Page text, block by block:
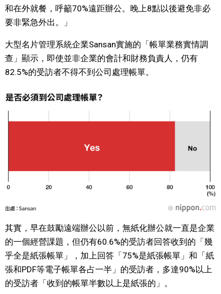
科學技術
生活
運動
娛樂
教育
醫療健康
語言
東京
和在外就餐，呼籲70%遠距辦公。晚上8點以後避免非必
要非緊急外出。」
大型名片管理系統企業Sansan實施的「帳單業務實情調
查」顯示，即使並非企業的會計和財務負責人，仍有
82.5%的受訪者不得不到公司處理帳單。
其實，早在鼓勵遠端辦公以前，無紙化辦公就一直是企業
的一個經營課題，但仍有60.6%的受訪者回答收到的「幾
乎全是紙張帳單」，加上回答「75%是紙張帳單」和「紙
張和PDF等電子帳單各占一半」的受訪者，多達90%以上
的受訪者「收到的帳單半數以上是紙張的」。